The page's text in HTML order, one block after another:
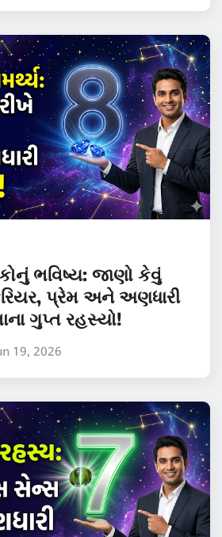
ભવિષ્ય: જાણો કેવું
પ્રેમ અને અણધારી
ગુપ્ત રહસ્યો!
19, 2026